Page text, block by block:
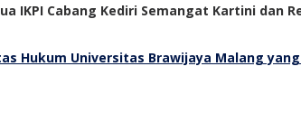
IKPI Cabang Kediri Semangat Kartini dan